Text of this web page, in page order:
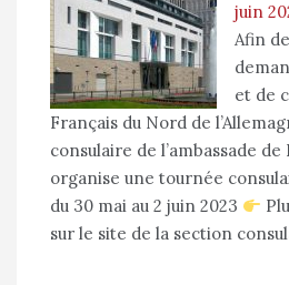
juin
Afin
et de
Français du Nord de
consulaire de l’ambassade
organise une tournée
du 30 mai au 2 juin 2023
sur le site de la section